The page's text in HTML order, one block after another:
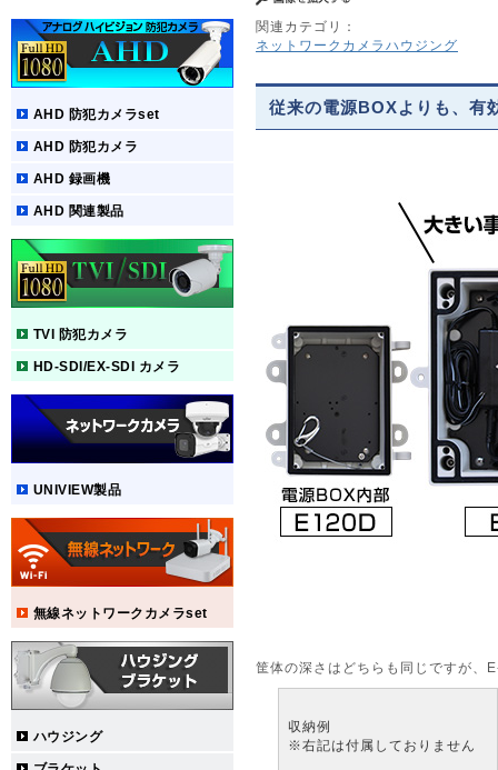
AHD 防犯カメラset
AHD 防犯カメラ
AHD 録画機
AHD 関連製品
TVI 防犯カメラ
HD-SDI/EX-SDI カメラ
UNIVIEW製品
無線ネットワークカメラset
ハウジング
関連カテゴリ：
ネットワークカメラハウジング
従来の電源BOXよりも、有
筐体の深さはどちらも同じですが、
収納例
※右記は付属しておりません